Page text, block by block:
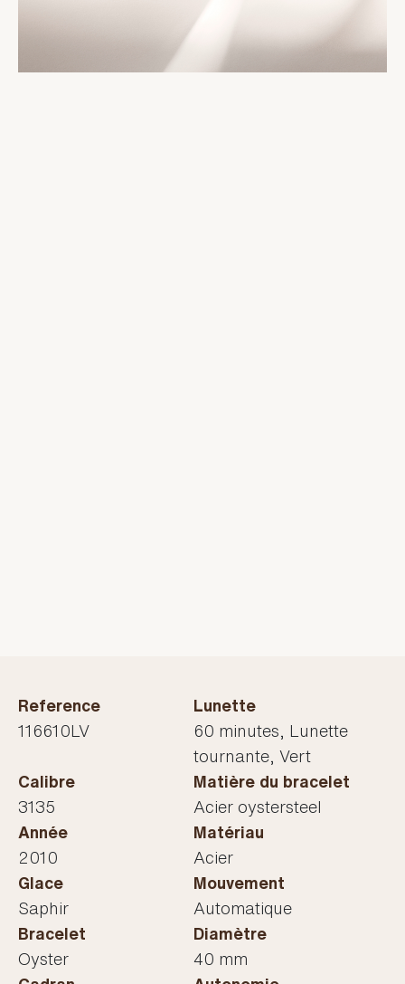
Reference
116610LV
Matériau
Acier
Diamètre
40 mm
Lunette
60 minutes, Lunette
tournante, Vert
Glace
Saphir
Calibre
3135
Mouvement
Automatique
Matière du bracelet
Acier oystersteel
Bracelet
Oyster
Année
2010